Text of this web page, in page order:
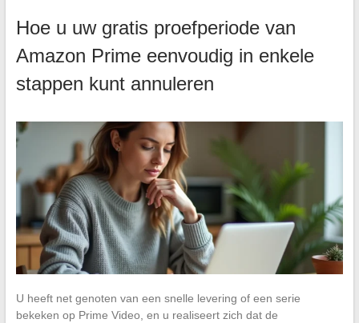
Hoe u uw gratis proefperiode van
Amazon Prime eenvoudig in enkele
stappen kunt annuleren
U heeft net genoten van een snelle levering of een serie
bekeken op Prime Video, en u realiseert zich dat de